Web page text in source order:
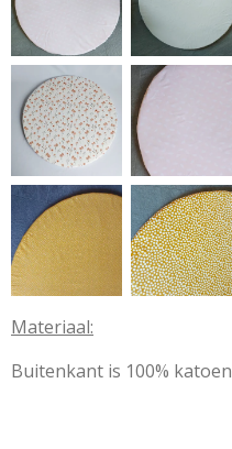
Materiaal:
Buitenkant is 100% katoen